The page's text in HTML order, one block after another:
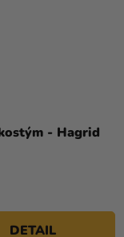
- Hagrid
DETAIL